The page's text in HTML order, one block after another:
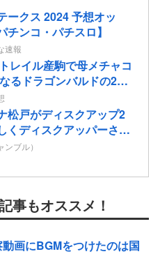
ークス 2024 予想オッ
チンコ・パチスロ】
速報
レイル産駒で母メチャコ
るドラゴンバルドの2歳
松戸がディスクアップ2
くディスクアッパーさん
ブル）
事もオススメ！
画にBGMをつけたのは国